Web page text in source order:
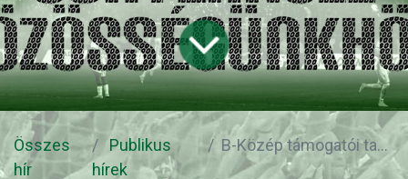
Összes
hír
Publikus
hírek
B-Közép támogatói tagság